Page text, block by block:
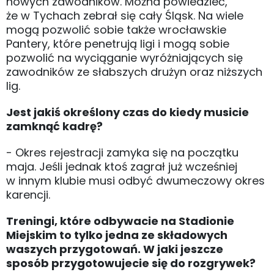
że w Tychach zebrał się cały Śląsk. Na wiele
mogą pozwolić sobie także wrocławskie
Pantery, które penetrują ligi i mogą sobie
pozwolić na wyciąganie wyróżniających się
zawodników ze słabszych drużyn oraz niższych
lig.
Jest jakiś określony czas do kiedy musicie
zamknąć kadrę?
- Okres rejestracji zamyka się na początku
maja. Jeśli jednak ktoś zagrał już wcześniej
w innym klubie musi odbyć dwumeczowy okres
karencji.
Treningi, które odbywacie na Stadionie
Miejskim to tylko jedna ze składowych
waszych przygotowań. W jaki jeszcze
sposób przygotowujecie się do rozgrywek?